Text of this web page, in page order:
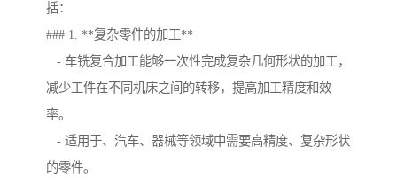
括：
### 1. **复杂零件的加工**
- 车铣复合加工能够一次性完成复杂几何形状的加工，
减少工件在不同机床之间的转移，提高加工精度和效
率。
- 适用于、汽车、器械等领域中需要高精度、复杂形状
的零件。